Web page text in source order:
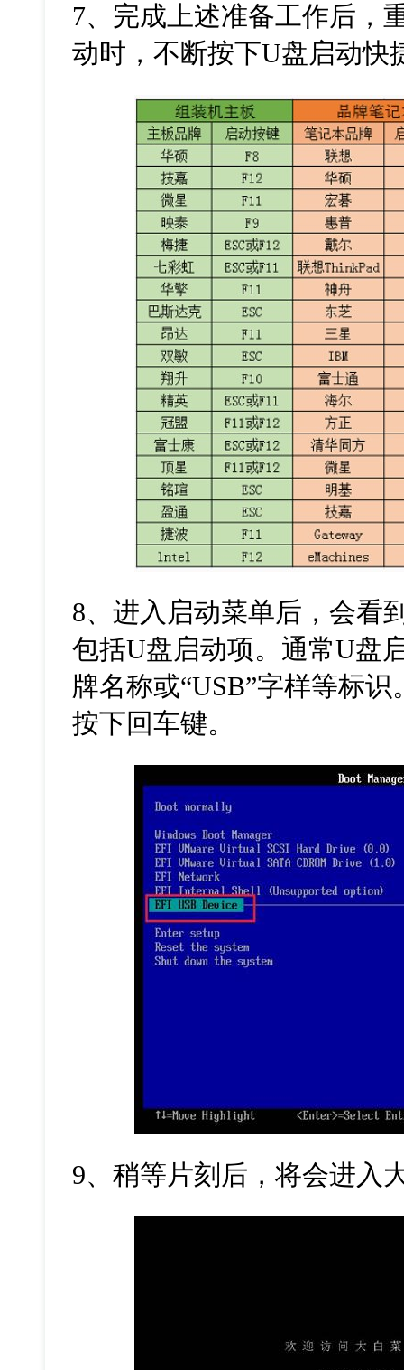
7、完成上述准备工作后，
动时，不断按下U盘启动快
8、进入启动菜单后，会看
包括U盘启动项。通常U盘
牌名称或“USB”字样等标识
按下回车键。
9、稍等片刻后，将会进入